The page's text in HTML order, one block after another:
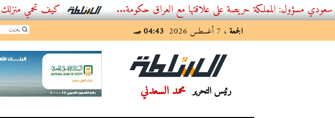
المملكة حريصة على علاقتها مع العراق حكومة... كيف تحمي منزلك من أضرار
الجمعة ، 7 أغسطس 2026 04:43 صـ
رئيس التحرير محمد السعدني